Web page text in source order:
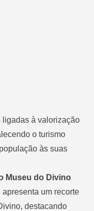
ligadas à valorização
o turismo
às suas
Museu do Divino
apresenta um recorte
destacando